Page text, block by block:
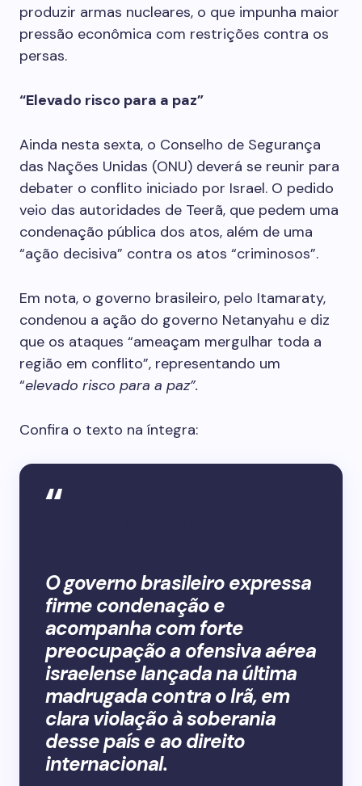
produzir armas nucleares, o que impunha maior
pressão econômica com restrições contra os
persas.
“Elevado risco para a paz”
Ainda nesta sexta, o Conselho de Segurança
das Nações Unidas (ONU) deverá se reunir para
debater o conflito iniciado por Israel. O pedido
veio das autoridades de Teerã, que pedem uma
condenação pública dos atos, além de uma
“ação decisiva” contra os atos “criminosos”.
Em nota, o governo brasileiro, pelo Itamaraty,
condenou a ação do governo Netanyahu e diz
que os ataques “ameaçam mergulhar toda a
região em conflito”, representando um
“elevado risco para a paz”.
Confira o texto na íntegra:
O governo brasileiro expressa
firme condenação e
acompanha com forte
preocupação a ofensiva aérea
israelense lançada na última
madrugada contra o Irã, em
clara violação à soberania
desse país e ao direito
internacional.